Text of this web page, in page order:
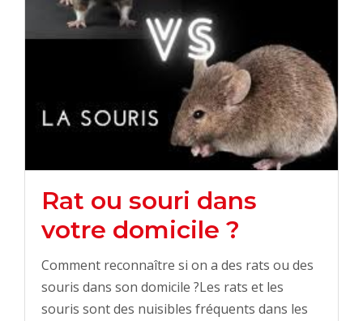
Rat ou souri dans
votre domicile ?
Comment reconnaître si on a des rats ou des
souris dans son domicile ?Les rats et les
souris sont des nuisibles fréquents dans les